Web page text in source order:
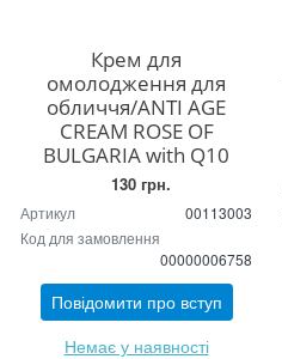
Крем для
омолодження для
обличчя/ANTI AGE
CREAM ROSE OF
BULGARIA with Q10
130 грн.
Артикул
00113003
Код для замовлення
00000006758
Повідомити про вступ
Немає у наявності